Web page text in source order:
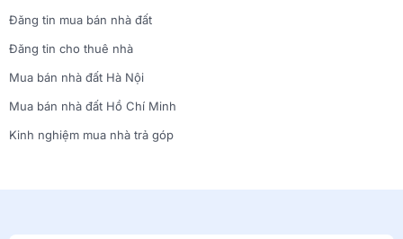
Đăng tin mua bán nhà đất
Đăng tin cho thuê nhà
Mua bán nhà đất Hà Nội
Mua bán nhà đất Hồ Chí Minh
Kinh nghiệm mua nhà trả góp